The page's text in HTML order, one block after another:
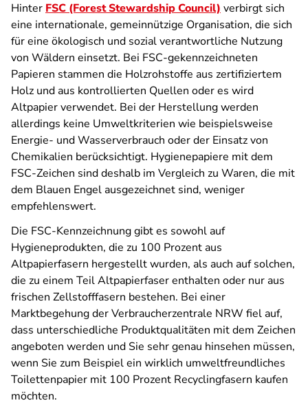
Hinter FSC (Forest Stewardship Council) verbirgt sich
eine internationale, gemeinnützige Organisation, die sich
für eine ökologisch und sozial verantwortliche Nutzung
von Wäldern einsetzt. Bei FSC-gekennzeichneten
Papieren stammen die Holzrohstoffe aus zertifiziertem
Holz und aus kontrollierten Quellen oder es wird
Altpapier verwendet. Bei der Herstellung werden
allerdings keine Umweltkriterien wie beispielsweise
Energie- und Wasserverbrauch oder der Einsatz von
Chemikalien berücksichtigt. Hygienepapiere mit dem
FSC-Zeichen sind deshalb im Vergleich zu Waren, die mit
dem Blauen Engel ausgezeichnet sind, weniger
empfehlenswert.
Die FSC-Kennzeichnung gibt es sowohl auf
Hygieneprodukten, die zu 100 Prozent aus
Altpapierfasern hergestellt wurden, als auch auf solchen,
die zu einem Teil Altpapierfaser enthalten oder nur aus
frischen Zellstofffasern bestehen. Bei einer
Marktbegehung der Verbraucherzentrale NRW fiel auf,
dass unterschiedliche Produktqualitäten mit dem Zeichen
angeboten werden und Sie sehr genau hinsehen müssen,
wenn Sie zum Beispiel ein wirklich umweltfreundliches
Toilettenpapier mit 100 Prozent Recyclingfasern kaufen
möchten.